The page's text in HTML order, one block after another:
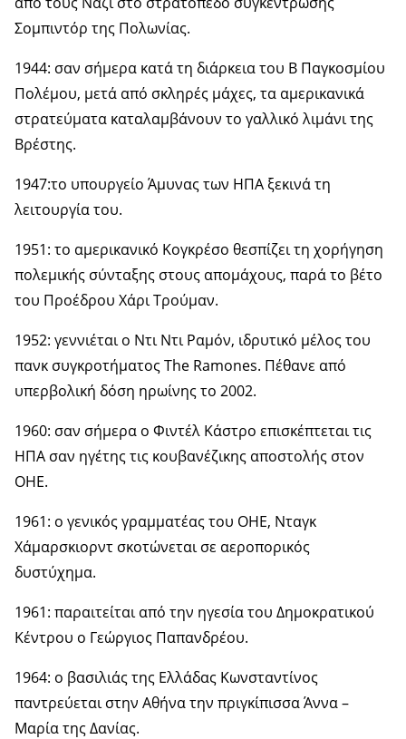
Σομπιντόρ της Πολωνίας.
1944: σαν σήμερα κατά τη διάρκεια του Β Παγκοσμίου
Πολέμου, μετά από σκληρές μάχες, τα αμερικανικά
στρατεύματα καταλαμβάνουν το γαλλικό λιμάνι της
Βρέστης.
1947:το υπουργείο Άμυνας των ΗΠΑ ξεκινά τη
λειτουργία του.
1951: το αμερικανικό Κογκρέσο θεσπίζει τη χορήγηση
πολεμικής σύνταξης στους απομάχους, παρά το βέτο
του Προέδρου Χάρι Τρούμαν.
1952: γεννιέται ο Ντι Ντι Ραμόν, ιδρυτικό μέλος του
πανκ συγκροτήματος The Ramones. Πέθανε από
υπερβολική δόση ηρωίνης το 2002.
1960: σαν σήμερα ο Φιντέλ Κάστρο επισκέπτεται τις
ΗΠΑ σαν ηγέτης τις κουβανέζικης αποστολής στον
ΟΗΕ.
1961: ο γενικός γραμματέας του ΟΗΕ, Νταγκ
Χάμαρσκιορντ σκοτώνεται σε αεροπορικός
δυστύχημα.
1961: παραιτείται από την ηγεσία του Δημοκρατικού
Κέντρου ο Γεώργιος Παπανδρέου.
1964: ο βασιλιάς της Ελλάδας Κωνσταντίνος
παντρεύεται στην Αθήνα την πριγκίπισσα Άννα –
Μαρία της Δανίας.